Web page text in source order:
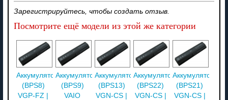
Зарегистрируйтесь, чтобы создать отзыв.
Посмотрите ещё модели из этой же категории
Аккумулятор
(BPS8)
VGP-FZ |
Аккумулятор
(BPS9)
VAIO
Аккумулятор
(BPS13)
VGN-CS |
Аккумулятор
(BPS22)
VGN-CS |
Аккумулятор
(BPS21)
VGN-CS |